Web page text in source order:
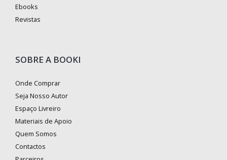
Ebooks
Revistas
SOBRE A BOOKI
Onde Comprar
Seja Nosso Autor
Espaço Livreiro
Materiais de Apoio
Quem Somos
Contactos